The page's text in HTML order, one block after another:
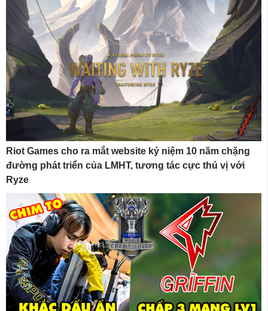
Riot Games cho ra mắt website kỷ niệm 10 năm chặng
đường phát triển của LMHT, tương tác cực thú vị với
Ryze